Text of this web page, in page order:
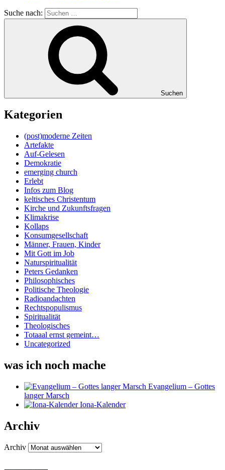
Suche nach:
Suchen
Kategorien
(post)moderne Zeiten
Artefakte
Auf-Gelesen
Demokratie
emerging church
Erlebt
Infos zum Blog
keltisches Christentum
Kirche und Zukunftsfragen
Klimakrise
Kollaps
Konsumgesellschaft
Männer, Frauen, Kinder
Mit Gott im Job
Naturspiritualität
Peters Gedanken
Philosophisches
Politische Theologie
Radioandachten
Rechtspopulismus
Spiritualität
Theologisches
Totaaal ernst gemeint…
Uncategorized
was ich noch mache
Evangelium – Gottes
langer Marsch
Iona-Kalender
Archiv
Archiv